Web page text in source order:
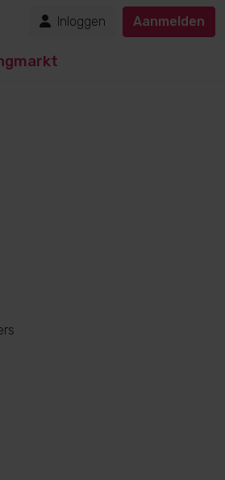
Inloggen Aanmelden